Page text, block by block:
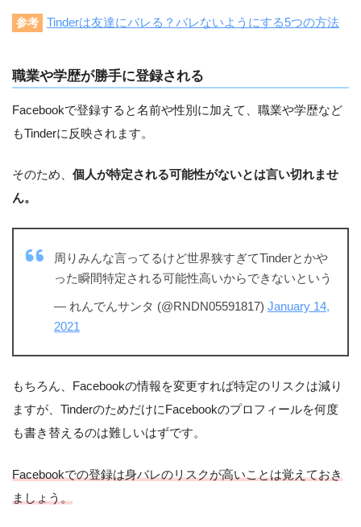
参考 Tinderは友達にバレる？バレないようにする5つの方法
職業や学歴が勝手に登録される
Facebookで登録すると名前や性別に加えて、職業や学歴など
もTinderに反映されます。
そのため、 個人が特定される可能性がないとは言い切れませ
ん。
周りみんな言ってるけど世界狭すぎてTinderとかや
った瞬間特定される可能性高いからできないという
— れんでんサンタ (@RNDN05591817) January 14,
2021
もちろん、Facebookの情報を変更すれば特定のリスクは減り
ますが、TinderのためだけにFacebookのプロフィールを何度
も書き替えるのは難しいはずです。
Facebookでの登録は身バレのリスクが高いことは覚えておき
ましょう。